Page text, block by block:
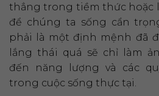
thẳng trong tiềm thức hoặc
để chúng ta sống cẩn
phải là một định mệnh đã
lắng thái quá sẽ chỉ làm
đến năng lượng và các
trong cuộc sống thực tại.